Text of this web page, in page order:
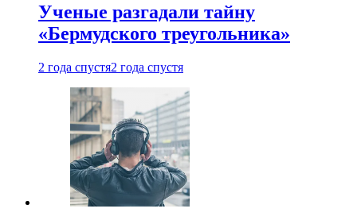
Ученые разгадали тайну
«Бермудского треугольника»
2 года спустя2 года спустя